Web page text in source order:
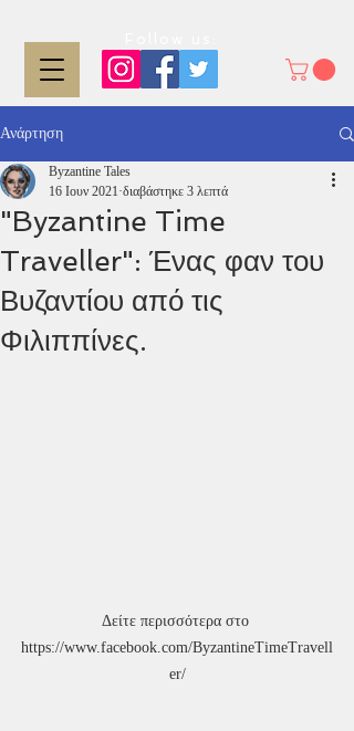
Ανάρτηση
"Byzantine Time
Traveller": Ένας φαν του
Βυζαντίου από τις
Φιλιππίνες.
Byzantine Tales
16 Ιουν 2021 διαβάστηκε 3 λεπτά
Δείτε περισσότερα στο
https://www.facebook.com/ByzantineTimeTravell
er/